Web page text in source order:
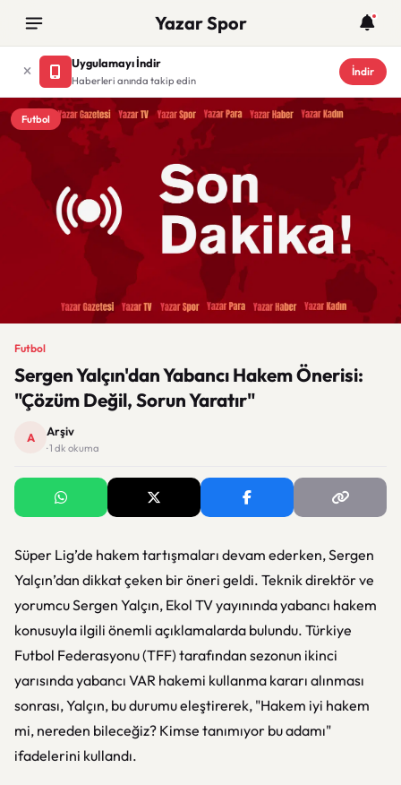
Yazar Spor
Uygulamayı İndir
Haberleri anında takip edin
İndir
Futbol
Futbol
Sergen Yalçın'dan Yabancı Hakem Önerisi:
"Çözüm Değil, Sorun Yaratır"
A Arşiv
· 1 dk okuma
Süper Lig’de hakem tartışmaları devam ederken, Sergen
Yalçın’dan dikkat çeken bir öneri geldi. Teknik direktör ve
yorumcu Sergen Yalçın, Ekol TV yayınında yabancı hakem
konusuyla ilgili önemli açıklamalarda bulundu. Türkiye
Futbol Federasyonu (TFF) tarafından sezonun ikinci
yarısında yabancı VAR hakemi kullanma kararı alınması
sonrası, Yalçın, bu durumu eleştirerek, "Hakem iyi hakem
mi, nereden bileceğiz? Kimse tanımıyor bu adamı"
ifadelerini kullandı.